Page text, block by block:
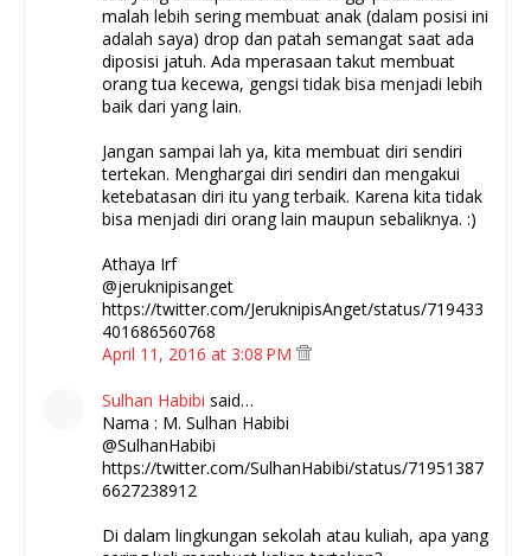
malah lebih sering membuat anak (dalam posisi ini
adalah saya) drop dan patah semangat saat ada
diposisi jatuh. Ada mperasaan takut membuat
orang tua kecewa, gengsi tidak bisa menjadi lebih
baik dari yang lain.
Jangan sampai lah ya, kita membuat diri sendiri
tertekan. Menghargai diri sendiri dan mengakui
ketebatasan diri itu yang terbaik. Karena kita tidak
bisa menjadi diri orang lain maupun sebaliknya. :)
Athaya Irf
@jeruknipisanget
https://twitter.com/JeruknipisAnget/status/719433
401686560768
April 11, 2016 at 3:08 PM
Sulhan Habibi said…
Nama : M. Sulhan Habibi
@SulhanHabibi
https://twitter.com/SulhanHabibi/status/71951387
6627238912
Di dalam lingkungan sekolah atau kuliah, apa yang